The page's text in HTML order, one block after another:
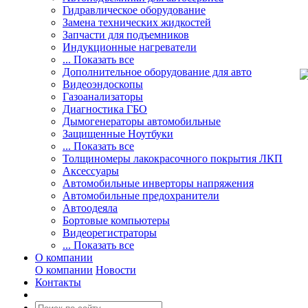
Гидравлическое оборудование
Замена технических жидкостей
Запчасти для подъемников
Индукционные нагреватели
... Показать все
Дополнительное оборудование для авто
Видеоэндоскопы
Газоанализаторы
Диагностика ГБО
Дымогенераторы автомобильные
Защищенные Ноутбуки
... Показать все
Толщиномеры лакокрасочного покрытия ЛКП
Аксессуары
Автомобильные инверторы напряжения
Автомобильные предохранители
Автоодеяла
Бортовые компьютеры
Видеорегистраторы
... Показать все
О компании
О компании Новости
Контакты